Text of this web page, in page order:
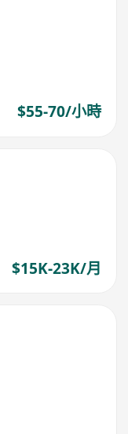
$55-70/小時
$15K-23K/月